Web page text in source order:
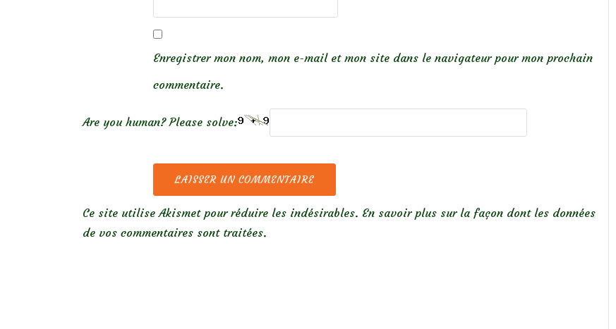
Enregistrer mon nom, mon e-mail et mon site dans le navigateur pour mon prochain
commentaire.
Are you human? Please solve:
Ce site utilise Akismet pour réduire les indésirables. En savoir plus sur la façon dont les données
de vos commentaires sont traitées.